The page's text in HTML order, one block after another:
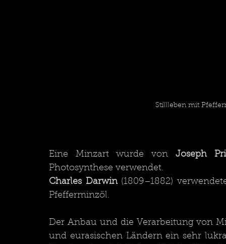
Stillleben mit
Eine Minzart wurde von Joseph
Photosynthese verwendet.
Charles Darwin (1809–1882)
Pfefferminzöl.
Der Anbau und die Verarbeitung von
und eurasischen Ländern ein sehr